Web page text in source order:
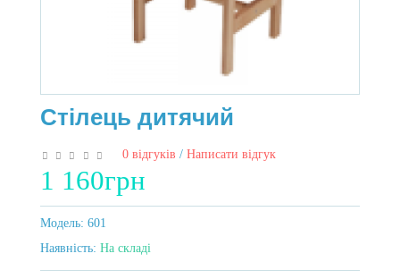
Стілець дитячий
0 відгуків / Написати відгук
1 160грн
Модель: 601
Наявність: На складі